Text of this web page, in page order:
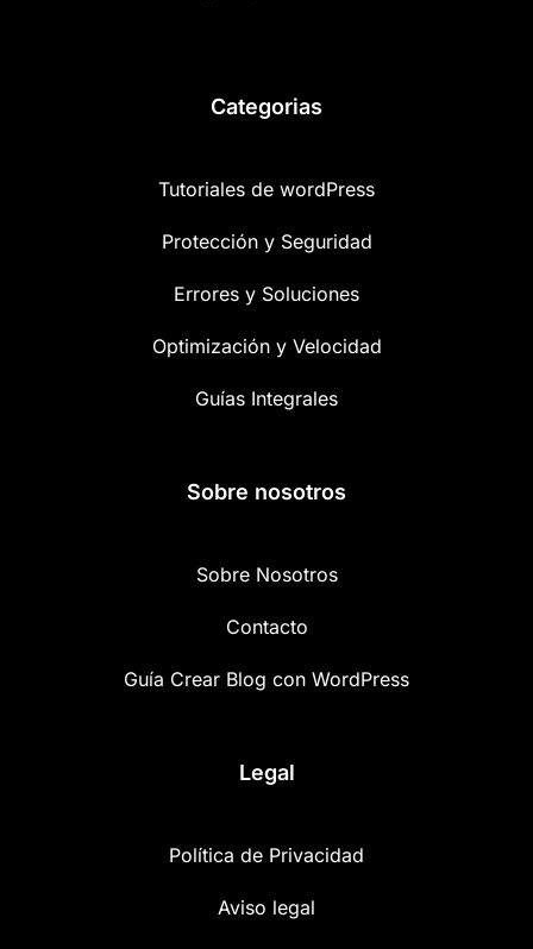
Categorias
Tutoriales de wordPress
Protección y Seguridad
Errores y Soluciones
Optimización y Velocidad
Guías Integrales
Sobre nosotros
Sobre Nosotros
Contacto
Guía Crear Blog con WordPress
Legal
Política de Privacidad
Aviso legal